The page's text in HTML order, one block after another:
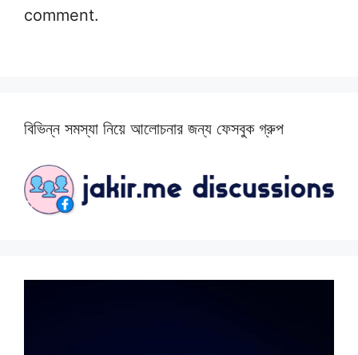
comment.
বিভিন্ন সমস্যা নিয়ে আলোচনার জন্য ফেসবুক গ্রুপ